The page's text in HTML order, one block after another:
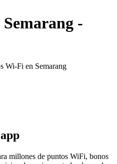
Semarang -
Wi-Fi en Semarang
millones de puntos WiFi, bonos